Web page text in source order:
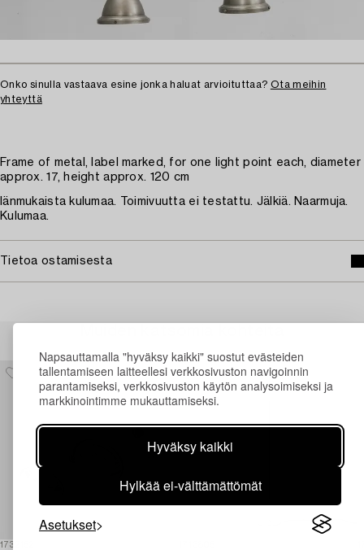
Napsauttamalla "hyväksy kaikki" suostut evästeiden
tallentamiseen laitteellesi verkkosivuston navigoinnin
parantamiseksi, verkkosivuston käytön analysoimiseksi ja
markkinointimme mukauttamiseksi.
Hyväksy kaikki
Hylkää ei-välttämättömät
Asetukset
Onko sinulla vastaava esine jonka haluat arvioituttaa? Ota meihin
yhteyttä
Frame of metal, label marked, for one light point each, diameter
approx. 17, height approx. 120 cm
Iänmukaista kulumaa. Toimivuutta ei testattu. Jälkiä. Naarmuja.
Kulumaa.
Tietoa ostamisesta
1732152